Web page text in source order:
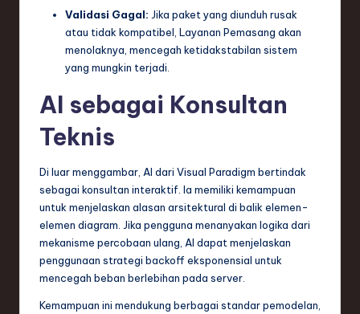
Validasi Gagal: Jika paket yang diunduh rusak
atau tidak kompatibel, Layanan Pemasang akan
menolaknya, mencegah ketidakstabilan sistem
yang mungkin terjadi.
AI sebagai Konsultan
Teknis
Di luar menggambar, AI dari Visual Paradigm bertindak
sebagai konsultan interaktif. Ia memiliki kemampuan
untuk menjelaskan alasan arsitektural di balik elemen-
elemen diagram. Jika pengguna menanyakan logika dari
mekanisme percobaan ulang, AI dapat menjelaskan
penggunaan strategi backoff eksponensial untuk
mencegah beban berlebihan pada server.
Kemampuan ini mendukung berbagai standar pemodelan,